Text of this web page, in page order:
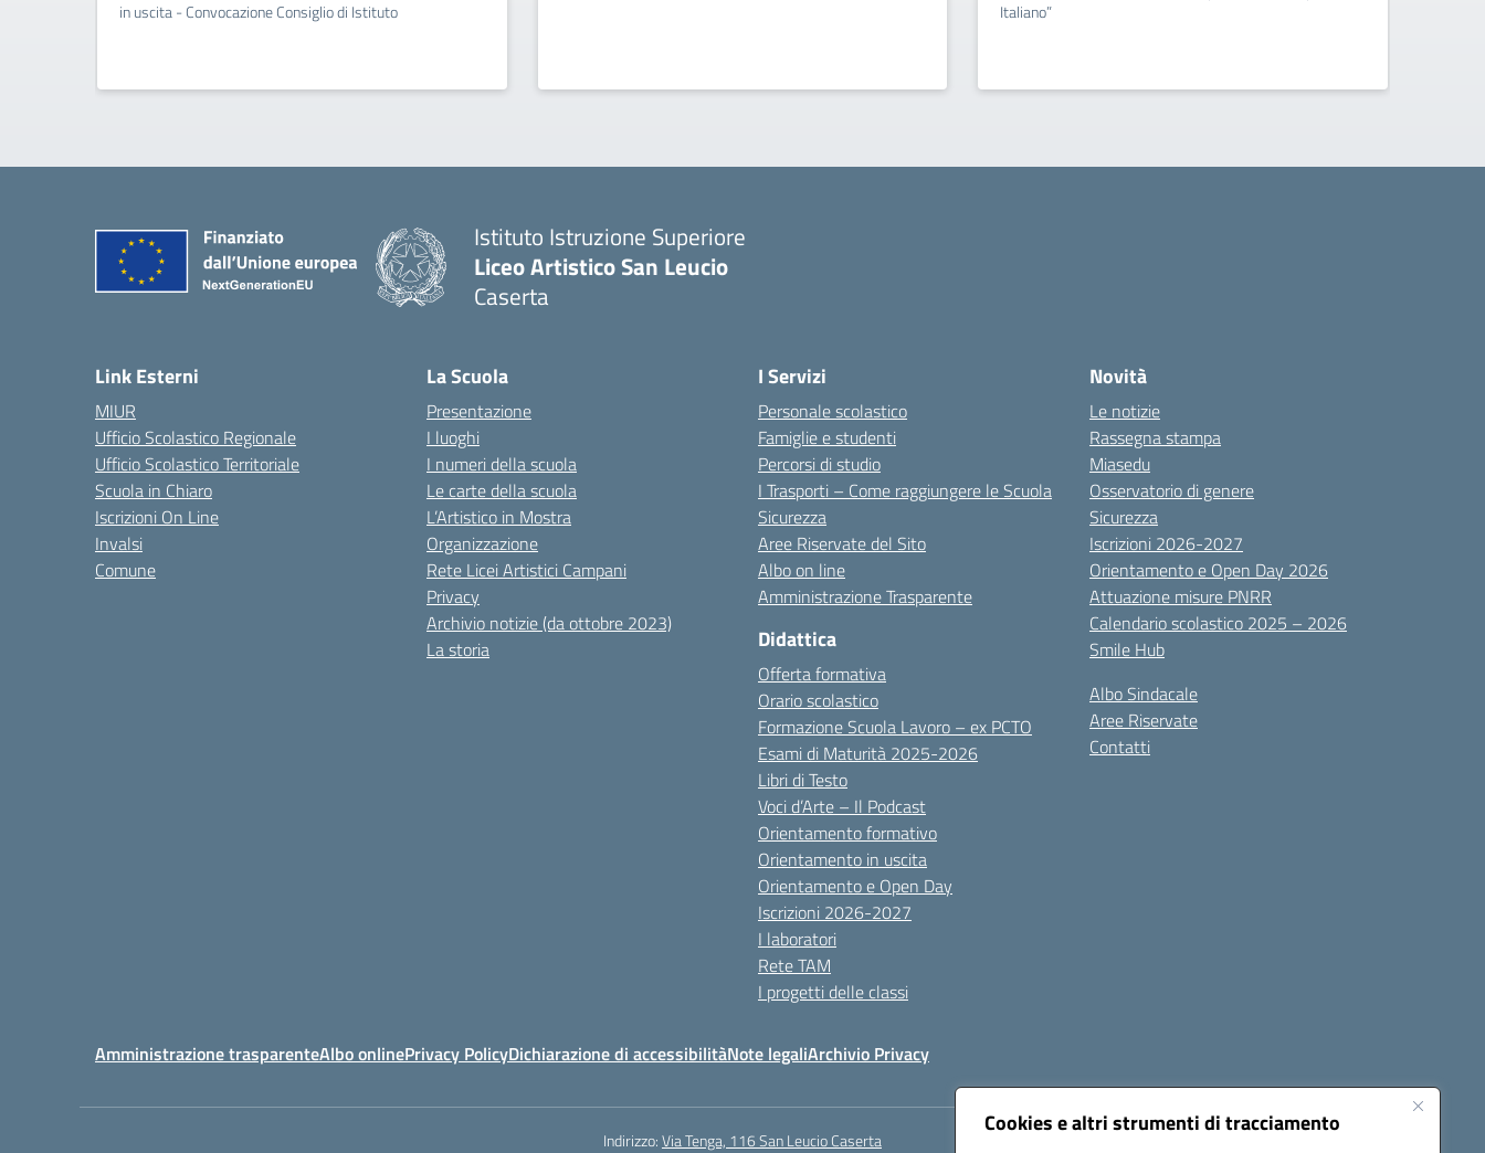
Cookies e altri strumenti di tracciamento
in uscita - Convocazione Consiglio di Istituto
Italiano”
Istituto Istruzione Superiore
Liceo Artistico San Leucio
Caserta
Link Esterni
MIUR
Ufficio Scolastico Regionale
Ufficio Scolastico Territoriale
Scuola in Chiaro
Iscrizioni On Line
Invalsi
Comune
La Scuola
Presentazione
I luoghi
I numeri della scuola
Le carte della scuola
L’Artistico in Mostra
Organizzazione
Rete Licei Artistici Campani
Privacy
Archivio notizie (da ottobre 2023)
La storia
I Servizi
Personale scolastico
Famiglie e studenti
Percorsi di studio
I Trasporti – Come raggiungere le Scuola
Sicurezza
Aree Riservate del Sito
Albo on line
Amministrazione Trasparente
Didattica
Offerta formativa
Orario scolastico
Formazione Scuola Lavoro – ex PCTO
Esami di Maturità 2025-2026
Libri di Testo
Voci d’Arte – Il Podcast
Orientamento formativo
Orientamento in uscita
Orientamento e Open Day
Iscrizioni 2026-2027
I laboratori
Rete TAM
I progetti delle classi
Novità
Le notizie
Rassegna stampa
Miasedu
Osservatorio di genere
Sicurezza
Iscrizioni 2026-2027
Orientamento e Open Day 2026
Attuazione misure PNRR
Calendario scolastico 2025 – 2026
Smile Hub
Albo Sindacale
Aree Riservate
Contatti
Amministrazione trasparenteAlbo onlinePrivacy PolicyDichiarazione di accessibilitàNote legaliArchivio Privacy
Indirizzo:Via Tenga, 116 San Leucio Caserta